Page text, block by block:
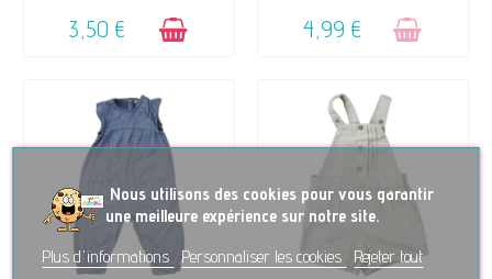
3,50 € 4,99 €
Nous utilisons des cookies pour vous garantir
une meilleure expérience sur notre site.
Plus d'informations Personnaliser les cookies Rejeter tout